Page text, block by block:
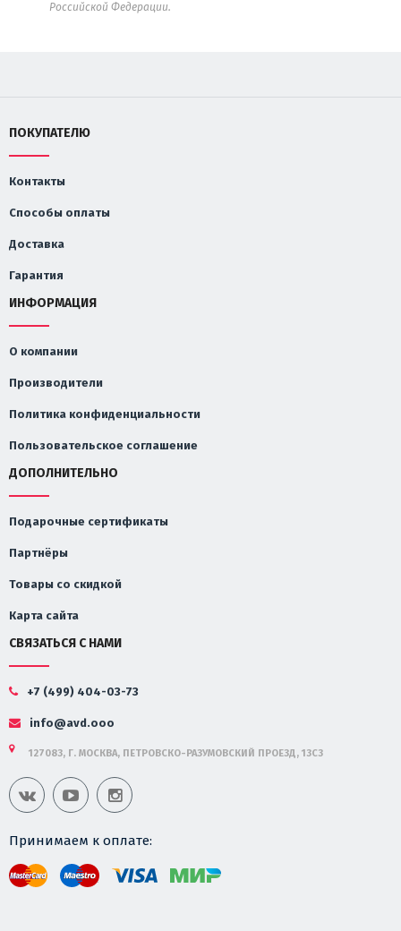
Российской Федерации.
ПОКУПАТЕЛЮ
Контакты
Способы оплаты
Доставка
Гарантия
ИНФОРМАЦИЯ
О компании
Производители
Политика конфиденциальности
Пользовательское соглашение
ДОПОЛНИТЕЛЬНО
Подарочные сертификаты
Партнёры
Товары со скидкой
Карта сайта
СВЯЗАТЬСЯ С НАМИ
+7 (499) 404-03-73
info@avd.ooo
127083, Г. МОСКВА, ПЕТРОВСКО-РАЗУМОВСКИЙ ПРОЕЗД, 13С3
Принимаем к оплате: